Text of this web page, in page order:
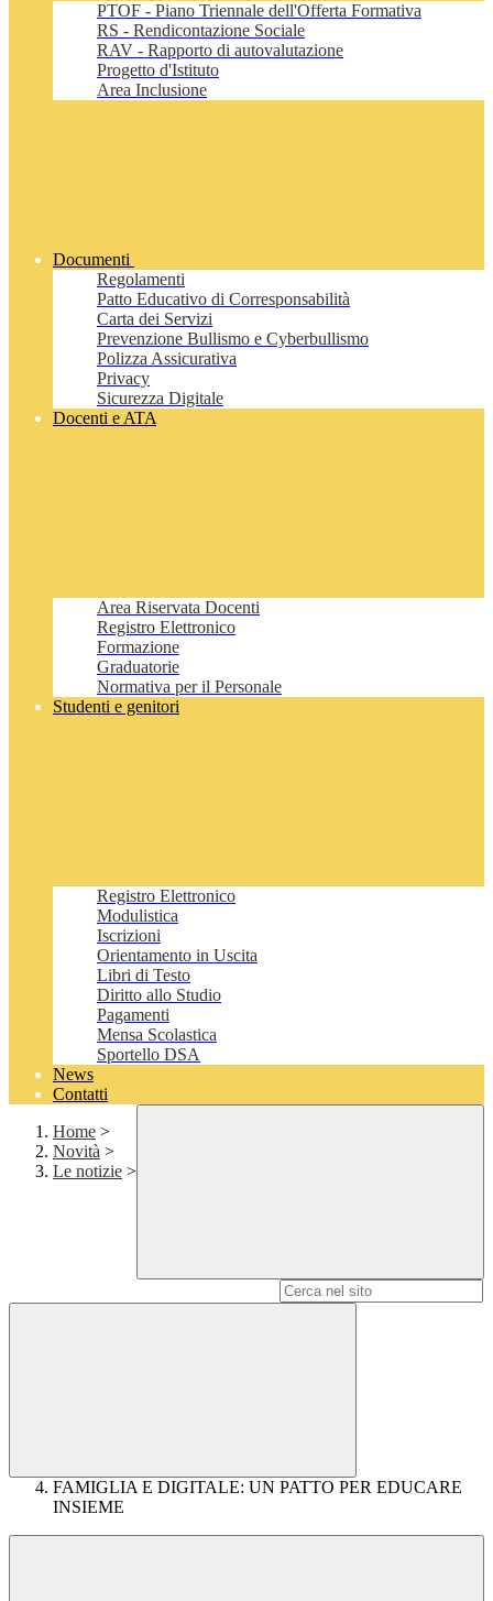
PTOF - Piano Triennale dell'Offerta Formativa
RS - Rendicontazione Sociale
RAV - Rapporto di autovalutazione
Progetto d'Istituto
Area Inclusione
Documenti
Regolamenti
Patto Educativo di Corresponsabilità
Carta dei Servizi
Prevenzione Bullismo e Cyberbullismo
Polizza Assicurativa
Privacy
Sicurezza Digitale
Docenti e ATA
Area Riservata Docenti
Registro Elettronico
Formazione
Graduatorie
Normativa per il Personale
Studenti e genitori
Registro Elettronico
Modulistica
Iscrizioni
Orientamento in Uscita
Libri di Testo
Diritto allo Studio
Pagamenti
Mensa Scolastica
Sportello DSA
News
Contatti
Home >
Novità >
Le notizie >
FAMIGLIA E DIGITALE: UN PATTO PER EDUCARE
INSIEME